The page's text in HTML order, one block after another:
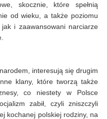
skocznie, które spełnią
od wieku, a także poziomu
i zaawansowani narciarze
interesują się drugim
klany, które tworzą także
co niestety w Polsce
zabił, czyli zniszczyli
kochanej polskiej rodziny, na